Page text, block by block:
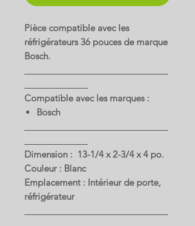
Pièce compatible avec les
réfrigérateurs 36 pouces de marque
Bosch.
Compatible avec les marques :
Bosch
Dimension : 13-1/4 x 2-3/4 x 4 po.
Couleur : Blanc
Emplacement : Intérieur de porte,
réfrigérateur